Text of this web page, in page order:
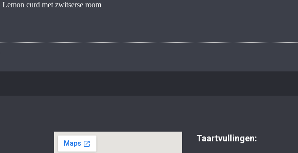
Lemon curd met zwitserse room
Taartvullingen: